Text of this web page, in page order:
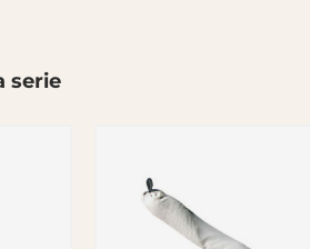
serie